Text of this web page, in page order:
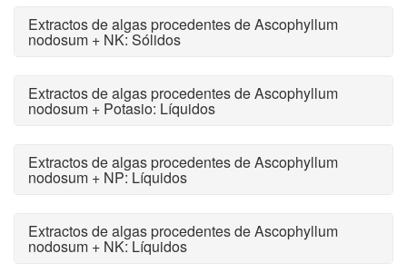
Extractos de algas procedentes de Ascophyllum
nodosum + NK: Sólidos
Extractos de algas procedentes de Ascophyllum
nodosum + Potasio: Líquidos
Extractos de algas procedentes de Ascophyllum
nodosum + NP: Líquidos
Extractos de algas procedentes de Ascophyllum
nodosum + NK: Líquidos